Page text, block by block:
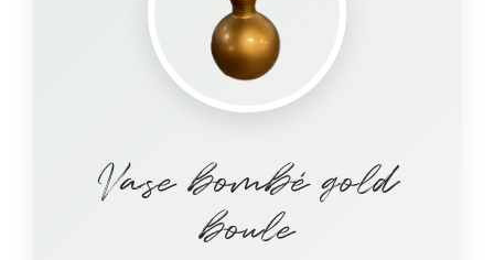
Vase bombé gold
boule